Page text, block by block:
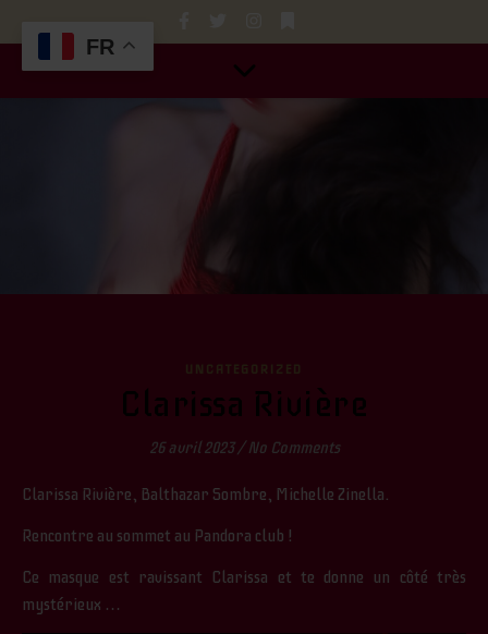
UNCATEGORIZED
Clarissa Rivière
26 avril 2023 / No Comments
Clarissa Rivière, Balthazar Sombre, Michelle Zinella.
Rencontre au sommet au Pandora club !
Ce masque est ravissant Clarissa et te donne un côté très
mystérieux …
FR